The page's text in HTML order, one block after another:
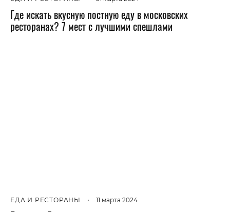
Где искать вкусную постную еду в московских
ресторанах? 7 мест с лучшими спешлами
ЕДА И РЕСТОРАНЫ • 11 марта 2024